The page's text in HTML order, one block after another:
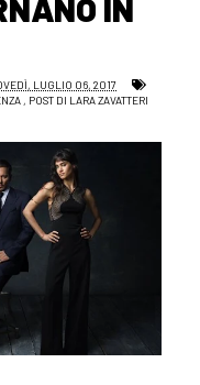
IN
LUGLIO 06, 2017
, POST DI LARA ZAVATTERI